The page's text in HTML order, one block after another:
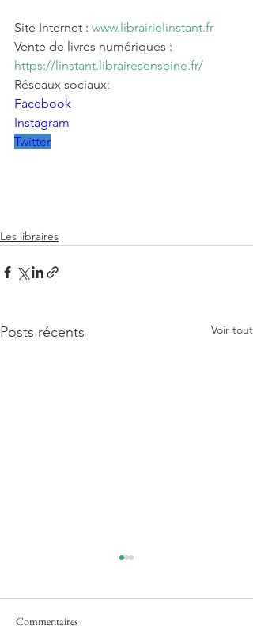
Site Internet : www.librairielinstant.fr
Vente de livres numériques :
https://linstant.librairesenseine.fr/
Réseaux sociaux:
Facebook
Instagram
Twitter
Les libraires
Posts récents Voir tout
Commentaires